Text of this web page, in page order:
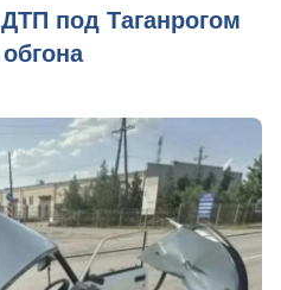
под Таганрогом